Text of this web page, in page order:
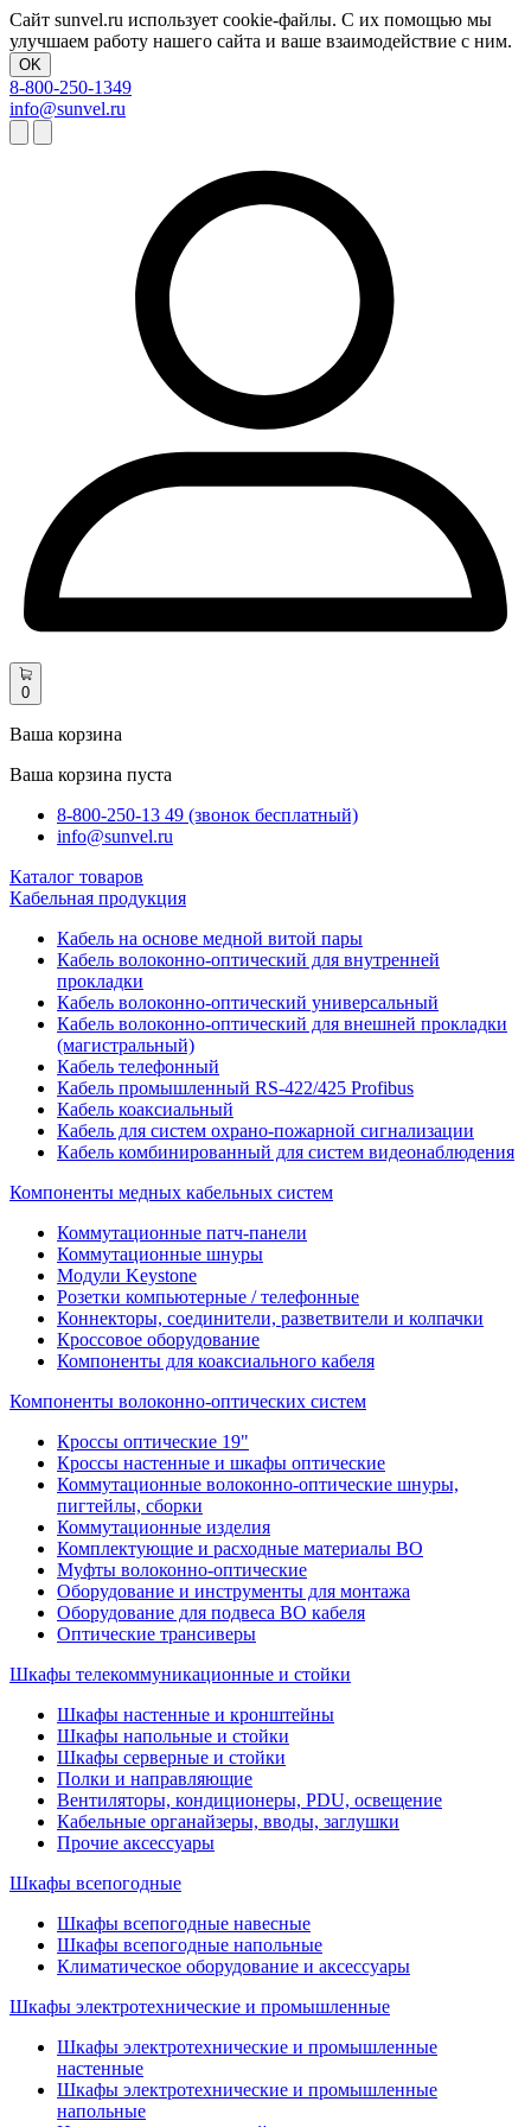
Сайт sunvel.ru использует cookie-файлы. С их помощью мы
улучшаем работу нашего сайта и ваше взаимодействие с ним.
OK
8-800-250-1349
info@sunvel.ru
0
Ваша корзина
Ваша корзина пуста
8-800-250-13 49 (звонок бесплатный)
info@sunvel.ru
Каталог товаров
Кабельная продукция
Кабель на основе медной витой пары
Кабель волоконно-оптический для внутренней
прокладки
Кабель волоконно-оптический универсальный
Кабель волоконно-оптический для внешней прокладки
(магистральный)
Кабель телефонный
Кабель промышленный RS-422/425 Profibus
Кабель коаксиальный
Кабель для систем охрано-пожарной сигнализации
Кабель комбинированный для систем видеонаблюдения
Компоненты медных кабельных систем
Коммутационные патч-панели
Коммутационные шнуры
Модули Keystone
Розетки компьютерные / телефонные
Коннекторы, соединители, разветвители и колпачки
Кроссовое оборудование
Компоненты для коаксиального кабеля
Компоненты волоконно-оптических систем
Кроссы оптические 19"
Кроссы настенные и шкафы оптические
Коммутационные волоконно-оптические шнуры,
пигтейлы, сборки
Коммутационные изделия
Комплектующие и расходные материалы ВО
Муфты волоконно-оптические
Оборудование и инструменты для монтажа
Оборудование для подвеса ВО кабеля
Оптические трансиверы
Шкафы телекоммуникационные и стойки
Шкафы настенные и кронштейны
Шкафы напольные и стойки
Шкафы серверные и стойки
Полки и направляющие
Вентиляторы, кондиционеры, PDU, освещение
Кабельные органайзеры, вводы, заглушки
Прочие аксеcсуары
Шкафы всепогодные
Шкафы всепогодные навесные
Шкафы всепогодные напольные
Климатическое оборудование и аксессуары
Шкафы электротехнические и промышленные
Шкафы электротехнические и промышленные
настенные
Шкафы электротехнические и промышленные
напольные